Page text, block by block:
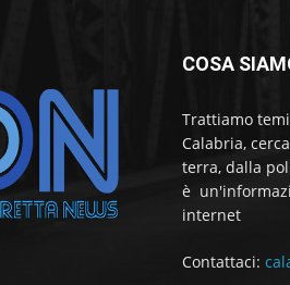
COSA
Trattiamo
Calabria,
terra, dalla
è
internet
Contattaci: